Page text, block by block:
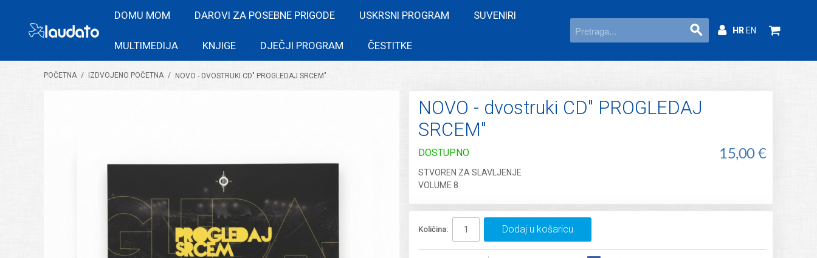
DOMU MOM DAROVI ZA POSEBNE PRIGODE USKRSNI PROGRAM SUVENIRI
MULTIMEDIJA KNJIGE DJEČJI PROGRAM ČESTITKE
HREN
POČETNA / IZDVOJENO POČETNA / NOVO - DVOSTRUKI CD" PROGLEDAJ SRCEM"
NOVO - dvostruki CD" PROGLEDAJ
SRCEM"
15,00 €
DOSTUPNO
STVOREN ZA SLAVLJENJE
VOLUME 8
Količina: Dodaj u košaricu